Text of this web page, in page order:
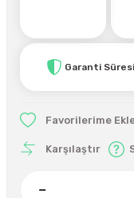
Garanti
Karşılaştır